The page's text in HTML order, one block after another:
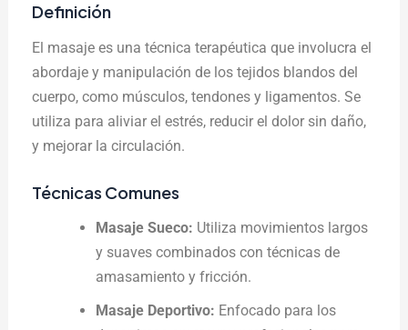
Definición
El masaje es una técnica terapéutica que involucra el
abordaje y manipulación de los tejidos blandos del
cuerpo, como músculos, tendones y ligamentos. Se
utiliza para aliviar el estrés, reducir el dolor sin daño,
y mejorar la circulación.
Técnicas Comunes
Masaje Sueco: Utiliza movimientos largos
y suaves combinados con técnicas de
amasamiento y fricción.
Masaje Deportivo: Enfocado para los